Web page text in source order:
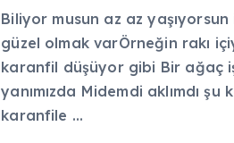
Biliyor musun az az
güzel olmak varÖrneğin rakı
karanfil düşüyor gibi Bir ağaç
yanımızda Midemdi aklımdı şu
karanfile ...